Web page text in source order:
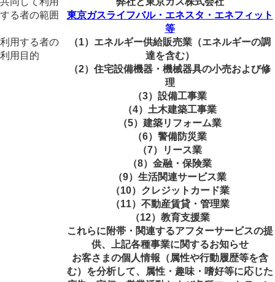
する者の範囲
東京ガスライフバル・エネスタ・エネフィット
等
利用する者の
利用目的
（1）エネルギー供給販売業（エネルギーの調
達を含む）
（2）住宅設備機器・機械器具の小売および修
理
（3）設備工事業
（4）土木建築工事業
（5）建築リフォーム業
（6）警備防災業
（7）リース業
（8）金融・保険業
（9）生活関連サービス業
（10）クレジットカード業
（11）不動産賃貸・管理業
（12）教育支援業
これらに附帯・関連するアフターサービスの提
供、上記各種事業に関するお知らせ
お客さまの個人情報（属性や行動履歴等を含
む）を分析して、属性・趣味・嗜好等に応じた